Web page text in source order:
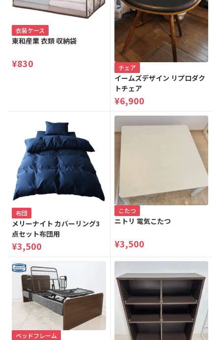
衣装ケース
東和産業 衣類 収納袋
¥830 チェア
イームズデザイン リプロダク
トチェア
¥6,900
布団
メリーナイト カバーリング3
点セット布団用
¥3,500
こたつ
ニトリ 電気こたつ
¥3,500
ベッドフレーム